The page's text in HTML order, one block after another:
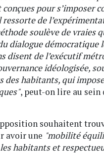
pour s’imposer
ressorte de
soulève de vraies
dialogue démocratique
disent de l’exécutif
idéologisée,
des habitants, qui
, peut-on lire au sein
souhaitent
avoir une "mobilité
habitants et